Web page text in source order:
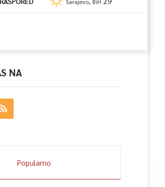
NA
Popularno